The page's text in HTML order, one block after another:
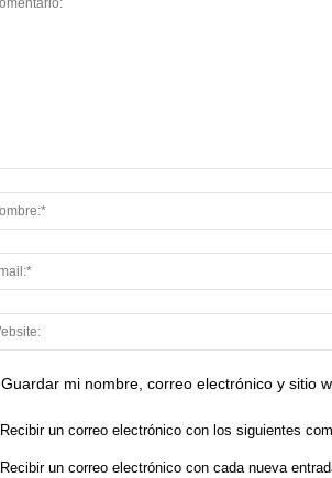
Guardar mi nombre, correo electrónico y sitio
Recibir un correo electrónico con los siguientes
Recibir un correo electrónico con cada nueva